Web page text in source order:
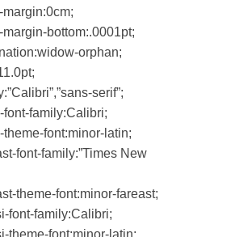
margin-bottom:.0001pt;
orphan;
serif”;
font-family:Calibri;
theme-font:minor-latin;
font-family:”Times New
theme-font:minor-fareast;
font-family:Calibri;
theme-font:minor-latin;